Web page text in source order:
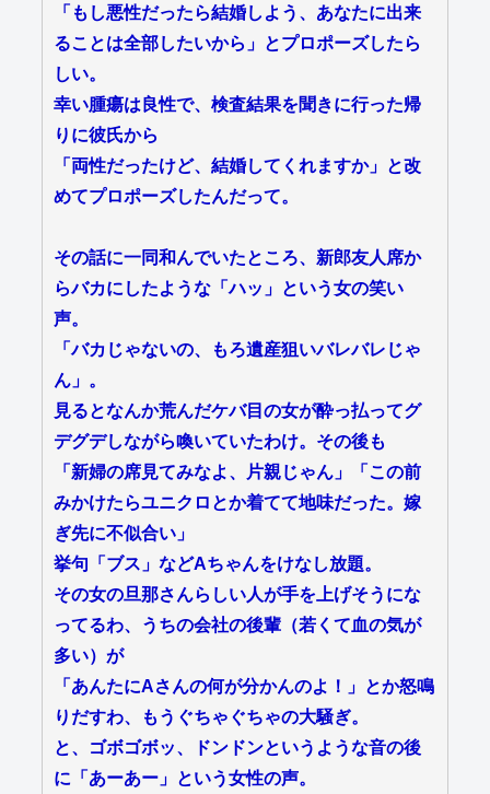
「もし悪性だったら結婚しよう、あなたに出来
ることは全部したいから」とプロポーズしたら
しい。
幸い腫瘍は良性で、検査結果を聞きに行った帰
りに彼氏から
「両性だったけど、結婚してくれますか」と改
めてプロポーズしたんだって。
その話に一同和んでいたところ、新郎友人席か
らバカにしたような「ハッ」という女の笑い
声。
「バカじゃないの、もろ遺産狙いバレバレじゃ
ん」。
見るとなんか荒んだケバ目の女が酔っ払ってグ
デグデしながら喚いていたわけ。その後も
「新婦の席見てみなよ、片親じゃん」「この前
みかけたらユニクロとか着てて地味だった。嫁
ぎ先に不似合い」
挙句「ブス」などAちゃんをけなし放題。
その女の旦那さんらしい人が手を上げそうにな
ってるわ、うちの会社の後輩（若くて血の気が
多い）が
「あんたにAさんの何が分かんのよ！」とか怒鳴
りだすわ、もうぐちゃぐちゃの大騒ぎ。
と、ゴボゴボッ、ドンドンというような音の後
に「あーあー」という女性の声。